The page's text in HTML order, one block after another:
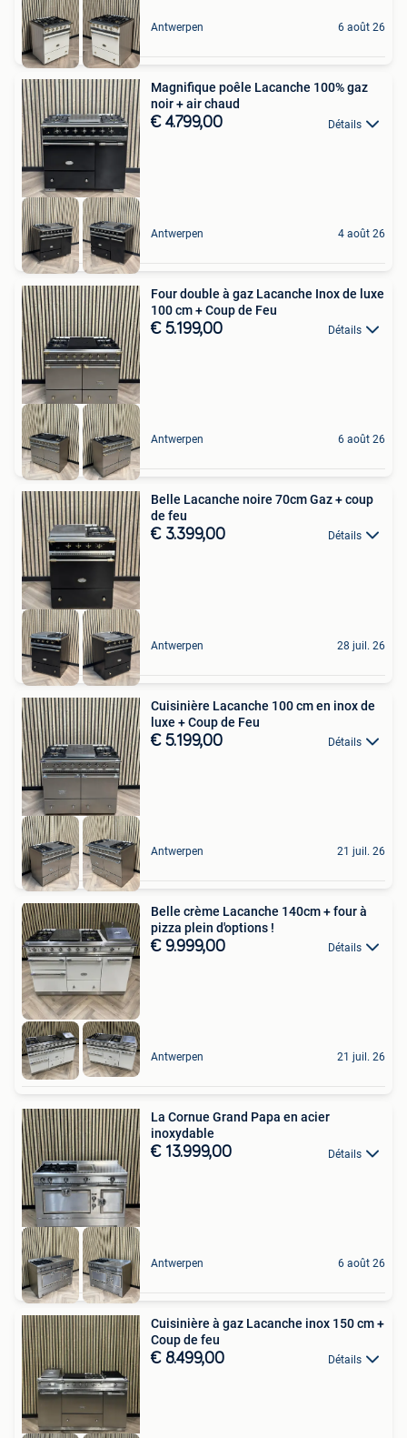
Antwerpen 6 août 26
Magnifique poêle Lacanche 100% gaz
noir + air chaud
€ 4.799,00 Détails
Antwerpen 4 août 26
Four double à gaz Lacanche Inox de luxe
100 cm + Coup de Feu
€ 5.199,00 Détails
Antwerpen 6 août 26
Belle Lacanche noire 70cm Gaz + coup
de feu
€ 3.399,00 Détails
Antwerpen 28 juil. 26
Cuisinière Lacanche 100 cm en inox de
luxe + Coup de Feu
€ 5.199,00 Détails
Antwerpen 21 juil. 26
Belle crème Lacanche 140cm + four à
pizza plein d'options !
€ 9.999,00 Détails
Antwerpen 21 juil. 26
La Cornue Grand Papa en acier
inoxydable
€ 13.999,00 Détails
Antwerpen 6 août 26
Cuisinière à gaz Lacanche inox 150 cm +
Coup de feu
€ 8.499,00 Détails